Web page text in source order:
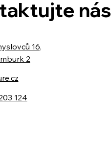
nás
16,
2
124